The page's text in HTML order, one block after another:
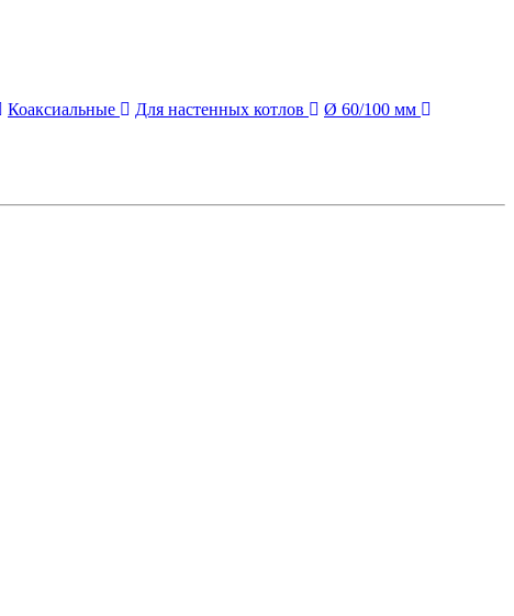
Коаксиальные Для настенных котлов
Ø 60/100 мм